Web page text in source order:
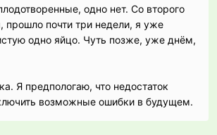
одно нет. Со второго
прошло почти три недели, я уже
одно яйцо. Чуть позже, уже днём,
Я предпологаю, что недостаток
возможные ошибки в будущем.